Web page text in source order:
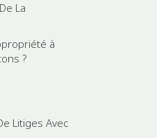
La
à
?
Litiges Avec